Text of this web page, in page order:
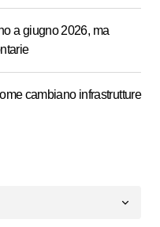
a giugno 2026, ma
cambiano infrastrutture